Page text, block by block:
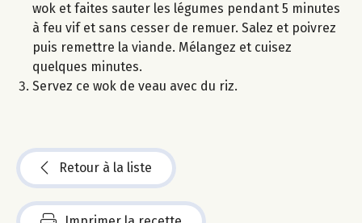
wok et faites sauter les légumes pendant 5 minutes
à feu vif et sans cesser de remuer. Salez et poivrez
puis remettre la viande. Mélangez et cuisez
quelques minutes.
Servez ce wok de veau avec du riz.
Retour à la liste